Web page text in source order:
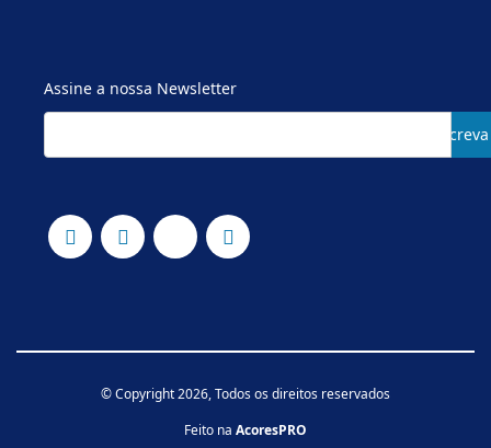
Assine a nossa Newsletter
Subscreva
© Copyright 2026, Todos os direitos reservados
Feito na AcoresPRO